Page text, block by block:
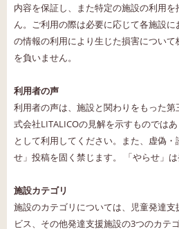
内容を保証し、また特定の施設の利用
ん。ご利用の際は必要に応じて各施設
の情報の利用により生じた損害につい
を負いません。
利用者の声
利用者の声は、施設と関わりをもった
式会社LITALICOの見解を示すものでは
として利用してください。また、虚偽
せ」投稿を固く禁じます。 「やらせ」は
施設カテゴリ
施設のカテゴリについては、児童発達
ビス、その他発達支援施設の3つのカテ